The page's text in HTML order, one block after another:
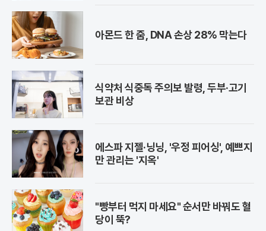
아몬드 한 줌, DNA 손상 28% 막는다
식약처 식중독 주의보 발령, 두부·고기
보관 비상
에스파 지젤·닝닝, '우정 피어싱', 예쁘지
만 관리는 '지옥'
"빵부터 먹지 마세요" 순서만 바꿔도 혈
당이 뚝?